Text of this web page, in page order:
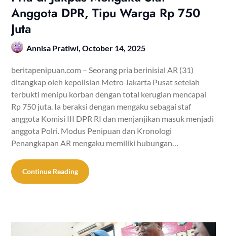
Anggota DPR, Tipu Warga Rp 750
Juta
Annisa Pratiwi,October 14, 2025
beritapenipuan.com – Seorang pria berinisial AR (31)
ditangkap oleh kepolisian Metro Jakarta Pusat setelah
terbukti menipu korban dengan total kerugian mencapai
Rp 750 juta. Ia beraksi dengan mengaku sebagai staf
anggota Komisi III DPR RI dan menjanjikan masuk menjadi
anggota Polri. Modus Penipuan dan Kronologi
Penangkapan AR mengaku memiliki hubungan…
Continue Reading